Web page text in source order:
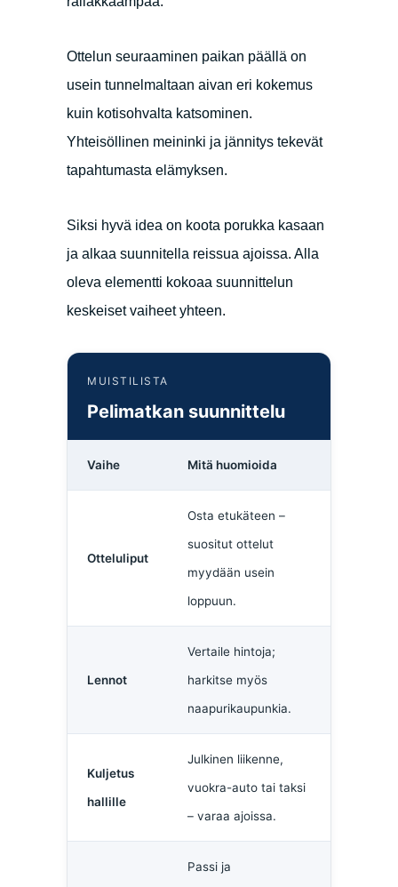
Ottelun seuraaminen paikan päällä on
usein tunnelmaltaan aivan eri kokemus
kuin kotisohvalta katsominen.
Yhteisöllinen meininki ja jännitys tekevät
tapahtumasta elämyksen.
Siksi hyvä idea on koota porukka kasaan
ja alkaa suunnitella reissua ajoissa. Alla
oleva elementti kokoaa suunnittelun
keskeiset vaiheet yhteen.
MUISTILISTA
Pelimatkan suunnittelu
Vaihe Mitä huomioida
Otteluliput
Osta etukäteen –
suositut ottelut
myydään usein
loppuun.
Lennot
Vertaile hintoja;
harkitse myös
naapurikaupunkia.
Kuljetus
hallille
Julkinen liikenne,
vuokra-auto tai taksi
– varaa ajoissa.
Passi ja